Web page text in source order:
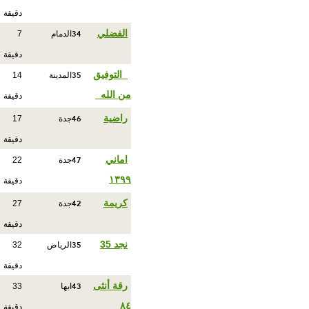
دقيقة
الفضلي 34 الدمام 7
دقيقة
_التوفيق
من الله_
35 المدينة 14
دقيقة
راضية 46جدة 17
دقيقة
اماني
١٣٩٩
47جدة 22
دقيقة
كريمة 42جدة 27
دقيقة
نجد 35 35 الرياض 32
دقيقة
رقة أنثى
٨٤
43 ابها 33
دقيقة